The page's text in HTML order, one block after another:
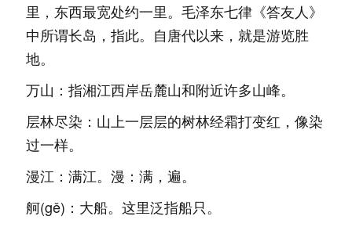
里，东西最宽处约一里。毛泽东七律《答友人》
中所谓长岛，指此。自唐代以来，就是游览胜
地。
万山：指湘江西岸岳麓山和附近许多山峰。
层林尽染：山上一层层的树林经霜打变红，像染
过一样。
漫江：满江。漫：满，遍。
舸(gě)：大船。这里泛指船只。